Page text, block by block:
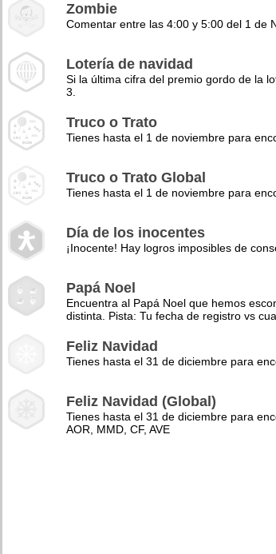
Zombie
Comentar entre las 4:00 y 5:00 del 1 de
Lotería de navidad
Si la última cifra del premio gordo de la
3.
Truco o Trato
Tienes hasta el 1 de noviembre para
Truco o Trato Global
Tienes hasta el 1 de noviembre para
Día de los inocentes
¡Inocente! Hay logros imposibles de
Papá Noel
Encuentra al Papá Noel que hemos
distinta. Pista: Tu fecha de registro vs
Feliz Navidad
Tienes hasta el 31 de diciembre para
Feliz Navidad (Global)
Tienes hasta el 31 de diciembre para
AOR, MMD, CF, AVE